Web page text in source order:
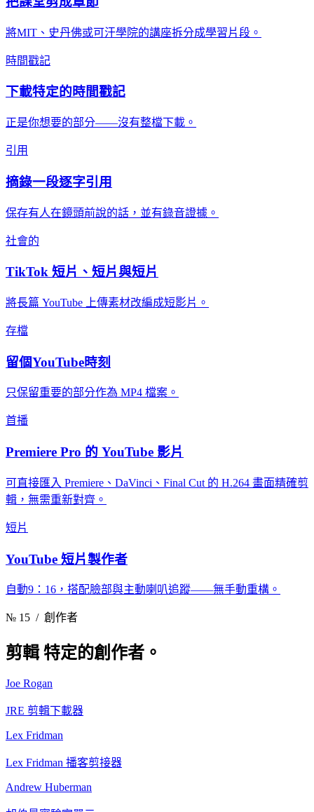
將MIT、史丹佛或可汗學院的講座拆分成學習片段。
時間戳記
下載特定的時間戳記
正是你想要的部分——沒有整檔下載。
引用
摘錄一段逐字引用
保存有人在鏡頭前說的話，並有錄音證據。
社會的
TikTok 短片、短片與短片
將長篇 YouTube 上傳素材改編成短影片。
存檔
留個YouTube時刻
只保留重要的部分作為 MP4 檔案。
首播
Premiere Pro 的 YouTube 影片
可直接匯入 Premiere、DaVinci、Final Cut 的 H.264 畫面精確剪
輯，無需重新對齊。
短片
YouTube 短片製作者
自動9：16，搭配臉部與主動喇叭追蹤——無手動重構。
№ 15 / 創作者
剪輯特定的創作者。
Joe Rogan
JRE 剪輯下載器
Lex Fridman
Lex Fridman 播客剪接器
Andrew Huberman